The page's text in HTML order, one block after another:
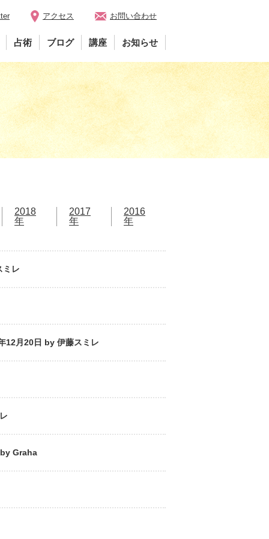
アクセス お問い合わせ
占術 ブログ 講座 お知らせ
2018
年
2017
年
2016
年
ミレ
12月20日 by 伊藤スミレ
by Graha